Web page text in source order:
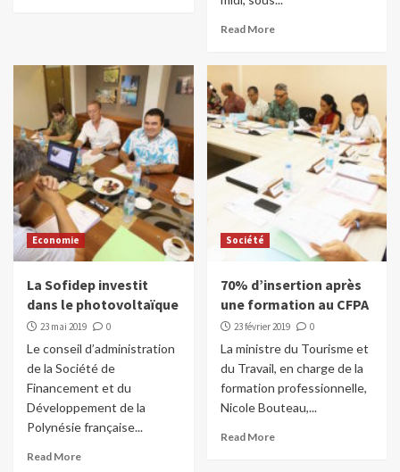
Read More
Economie
La Sofidep investit
dans le photovoltaïque
23 mai 2019 0
Le conseil d’administration
de la Société de
Financement et du
Développement de la
Polynésie française...
Read More
Société
70% d’insertion après
une formation au CFPA
23 février 2019 0
La ministre du Tourisme et
du Travail, en charge de la
formation professionnelle,
Nicole Bouteau,...
Read More